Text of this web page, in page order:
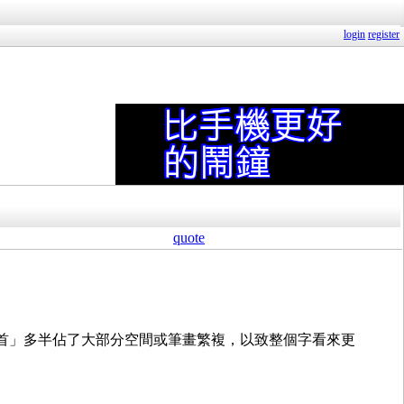
login register
quote
」多半佔了大部分空間或筆畫繁複，以致整個字看來更